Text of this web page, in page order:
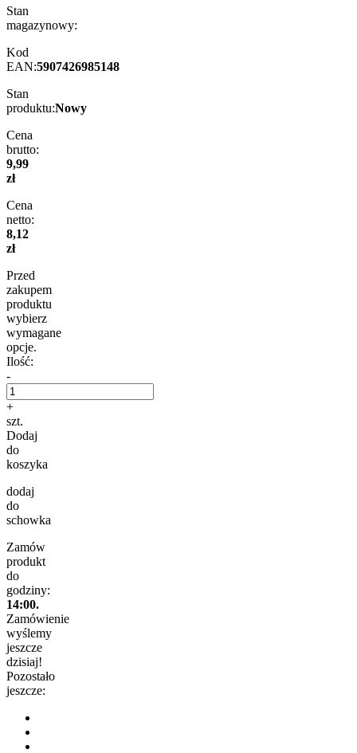
Stan
magazynowy:
Kod
EAN:5907426985148
Stan
produktu:Nowy
Cena
brutto:
9,99
zł
Cena
netto:
8,12
zł
Przed
zakupem
produktu
wybierz
wymagane
opcje.
Ilość:
-
+
szt.
Dodaj
do
koszyka
dodaj
do
schowka
Zamów
produkt
do
godziny:
14:00.
Zamówienie
wyślemy
jeszcze
dzisiaj!
Pozostało
jeszcze: